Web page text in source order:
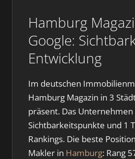
Hamburg
Google:
Entwicklung
Im deutschen
Hamburg Magazin in 3
präsent. Das
Sichtbarkeitspunkte und 1
Rankings. Die beste
Makler in Hamburg: Rang